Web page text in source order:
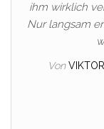
ihm wirklich
Nur langsam
Von